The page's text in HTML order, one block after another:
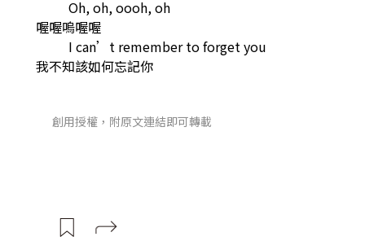
Oh, oh, oooh, oh
喔喔嗚喔喔
I can’t remember to forget you
我不知該如何忘記你
創用授權，附原文連結即可轉載